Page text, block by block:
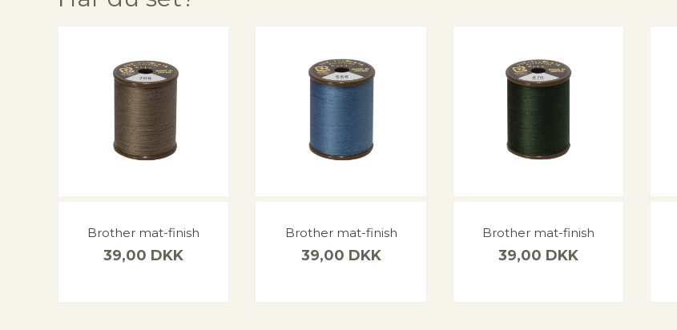
Brother mat-finish
39,00 DKK
Brother mat-finish
39,00 DKK
Brother mat-finish
39,00 DKK